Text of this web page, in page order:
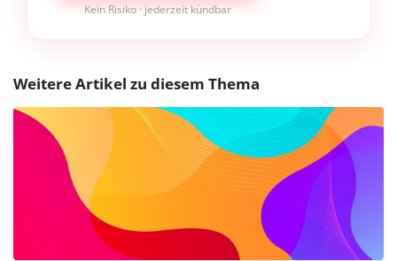
Kein Risiko · jederzeit kündbar
Weitere Artikel zu diesem Thema